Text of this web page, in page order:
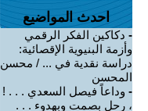
احدث المواضيع
- دكاكين الفكر الرقمي
وأزمة البنيوية الإقصائية:
دراسة نقدية في ... / محسن
المحسن
- وداعاً فيصل السعدي . . . !
، رحل بصمت وبهدوء . . .